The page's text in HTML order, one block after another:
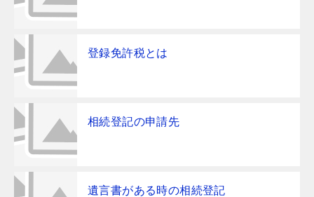
登録免許税とは
相続登記の申請先
遺言書がある時の相続登記